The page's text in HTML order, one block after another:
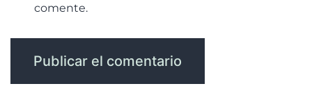
comente.